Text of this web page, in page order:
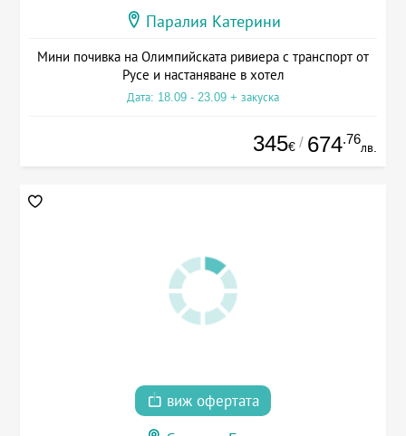
Паралия Катерини
Мини почивка на Олимпийската ривиера с транспорт от
Русе и настаняване в хотел
Дата: 18.09 - 23.09 + закуска
345€ / 674.76
лв.
виж офертата